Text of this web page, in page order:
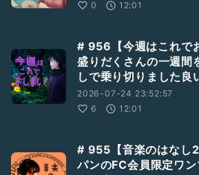
0 12:01
# 956【今週はこれで
盛りだくさんの一週間
しで乗り切りました
2026-07-24 23:52:57
6
12:01
# 955【音楽のはなし
パンのFC会員限定ワ